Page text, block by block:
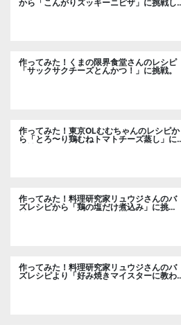
から「こんがりズッキーニピザ」に挑戦し
ました。
作ってみた！くまの限界食堂さんのレシピ
「サックサクチーズとんかつ！」に挑戦。
作ってみた！東京OLむむちゃんのレシピか
ら「とろ〜り鶏むねトマトチーズ蒸し」に
作ってみた！料理研究家リュウジさんのバ
ズレシピから「鶏の塩だけ煮込み」に挑
作ってみた！料理研究家リュウジさんのバ
ズレシピより「好み焼きマイスターに教わ